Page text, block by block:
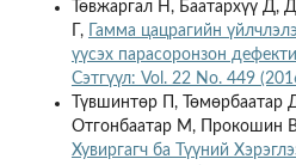
Төвжаргал Н, Баатархүү
Г,
Гамма цацрагийн
үүсэх парасоронзон
Сэтгүүл: Vol. 22 No. 449
Түвшинтөр П,
Отгонбаатар М, Прокошин
Хувиргагч ба Түүний